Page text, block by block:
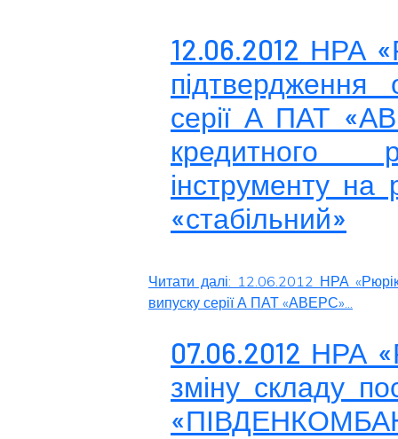
12.06.2012 НРА
підтвердження
серії А ПАТ
кредитного
інструменту на
«стабільний»
Читати далі: 12.06.2012 НРА
випуску серії А ПАТ «АВЕРС»...
07.06.2012 НРА
зміну складу